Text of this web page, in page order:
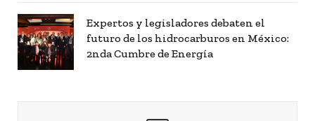
Expertos y legisladores debaten el
futuro de los hidrocarburos en México:
2nda Cumbre de Energía